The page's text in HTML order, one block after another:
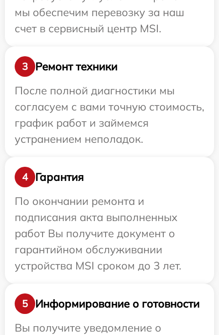
мы обеспечим перевозку за наш
счет в сервисный центр MSI.
3
Ремонт техники
После полной диагностики мы
согласуем с вами точную стоимость,
график работ и займемся
устранением неполадок.
4
Гарантия
По окончании ремонта и
подписания акта выполненных
работ Вы получите документ о
гарантийном обслуживании
устройства MSI сроком до 3 лет.
5
Информирование о готовности
Вы получите уведомление о